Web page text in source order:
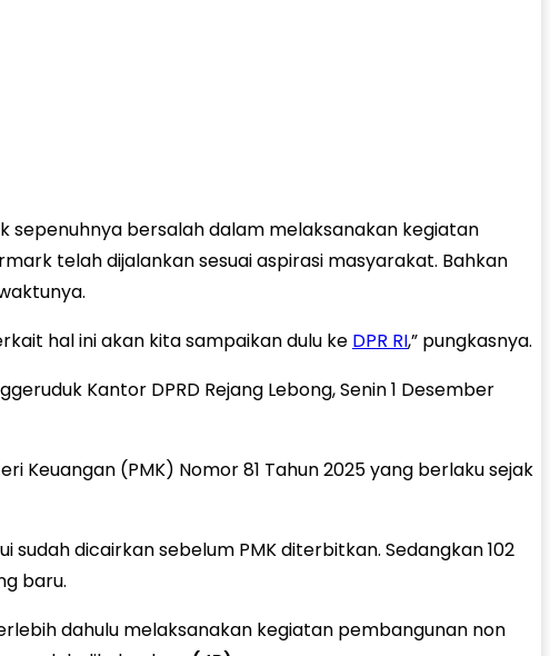
sepenuhnya bersalah dalam melaksanakan kegiatan
telah dijalankan sesuai aspirasi masyarakat. Bahkan
hal ini akan kita sampaikan dulu ke DPR RI,” pungkasnya.
Kantor DPRD Rejang Lebong, Senin 1 Desember
(PMK) Nomor 81 Tahun 2025 yang berlaku sejak
sudah dicairkan sebelum PMK diterbitkan. Sedangkan 102
baru.
dahulu melaksanakan kegiatan pembangunan non